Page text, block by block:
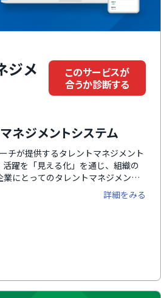
ジメ
このサービスが
合うか診断する
ネジメントシステム
チが提供するタレントマネジメント
躍を「見える化」を通じ、組織の
にとってのタレントマネジメント
「社内版ビズリーチ」プランで
適化できます。また、シリーズ連
連携でより業務の効率化につなが
詳細をみる